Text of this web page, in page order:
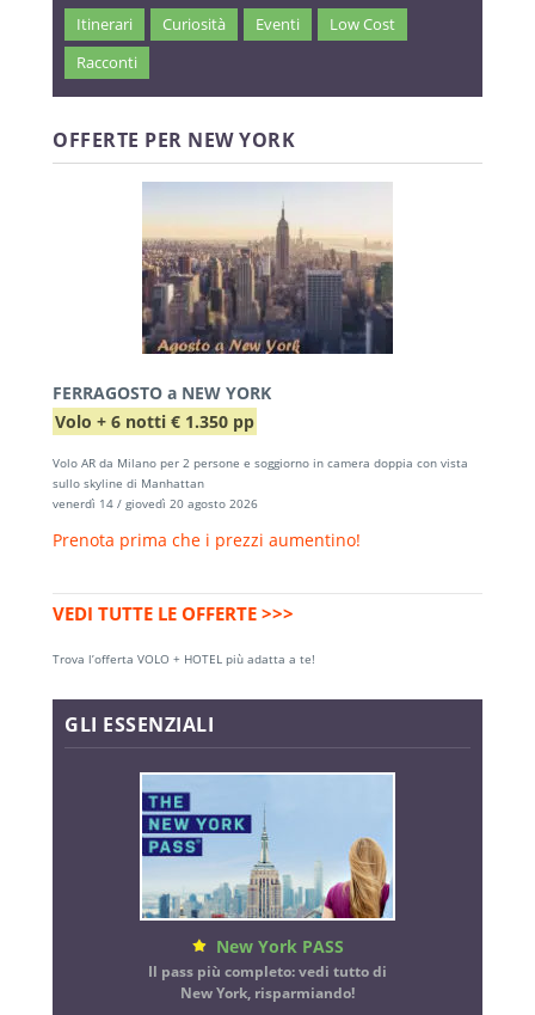
Itinerari Curiosità Eventi
Low Cost
Racconti
OFFERTE PER NEW YORK
FERRAGOSTO a NEW YORK
Volo + 6 notti € 1.350 pp
Volo AR da Milano per 2 persone e soggiorno in camera doppia con vista
sullo skyline di Manhattan
venerdì 14 / giovedì 20 agosto 2026
Prenota prima che i prezzi aumentino!
VEDI TUTTE LE OFFERTE >>>
Trova l’offerta VOLO + HOTEL più adatta a te!
GLI ESSENZIALI
New York PASS
Il pass più completo: vedi tutto di
New York, risparmiando!